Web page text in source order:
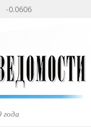
-0.0606
года